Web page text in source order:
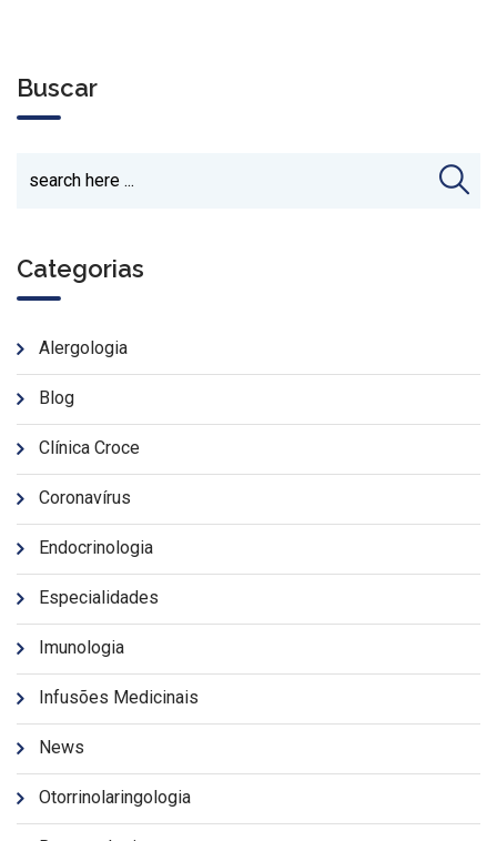
Buscar
Categorias
Alergologia
Blog
Clínica Croce
Coronavírus
Endocrinologia
Especialidades
Imunologia
Infusões Medicinais
News
Otorrinolaringologia